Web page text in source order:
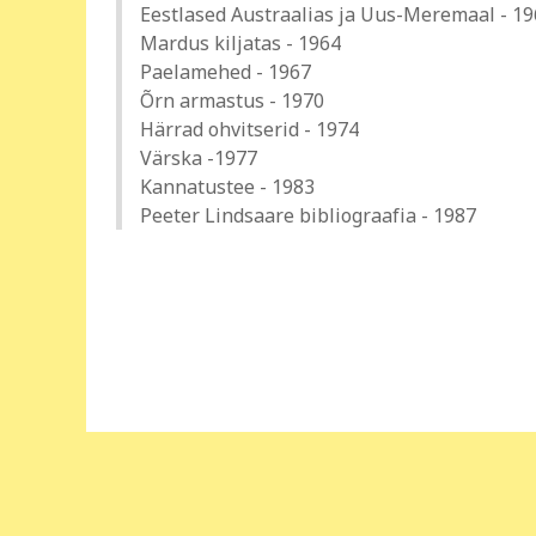
Eestlased Austraalias ja Uus-Meremaal -
Mardus kiljatas - 1964
Paelamehed - 1967
Õrn armastus - 1970
Härrad ohvitserid - 1974
Värska -1977
Kannatustee - 1983
Peeter Lindsaare bibliograafia - 1987